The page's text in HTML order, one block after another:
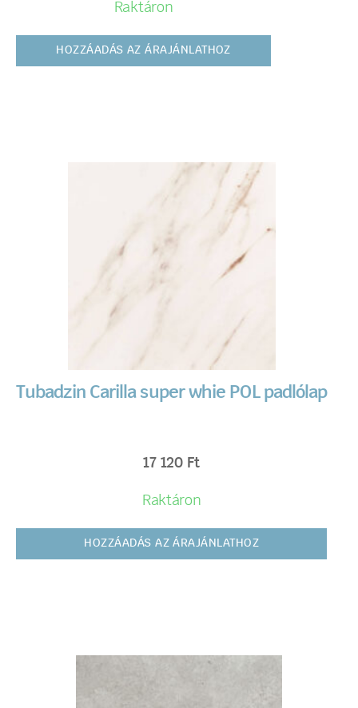
Raktáron
HOZZÁADÁS AZ ÁRAJÁNLATHOZ
Tubadzin Carilla super whie POL padlólap
17 120 Ft
Raktáron
HOZZÁADÁS AZ ÁRAJÁNLATHOZ